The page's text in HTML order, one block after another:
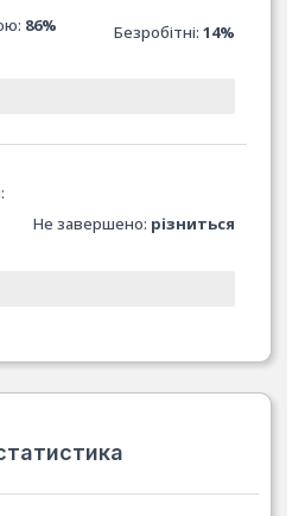
86% Безробітні: 14%
Не завершено: різниться